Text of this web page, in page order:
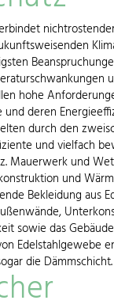
hohe
deren
durch den
und vielfach
Mauerwerk und
und
Bekleidung aus
sowie das
Edelstahlgewebe
die Dämmschicht.